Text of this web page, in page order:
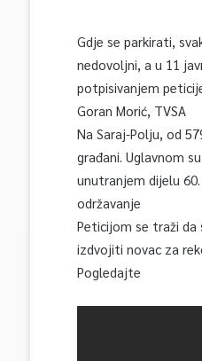
Gdje se parkirati,
nedovoljni, a u 11
potpisivanjem
Goran Morić, TVSA
Na Saraj-Polju, od
građani. Uglavnom
unutranjem dijelu
održavanje
Peticijom se traži da
izdvojiti novac za
Pogledajte